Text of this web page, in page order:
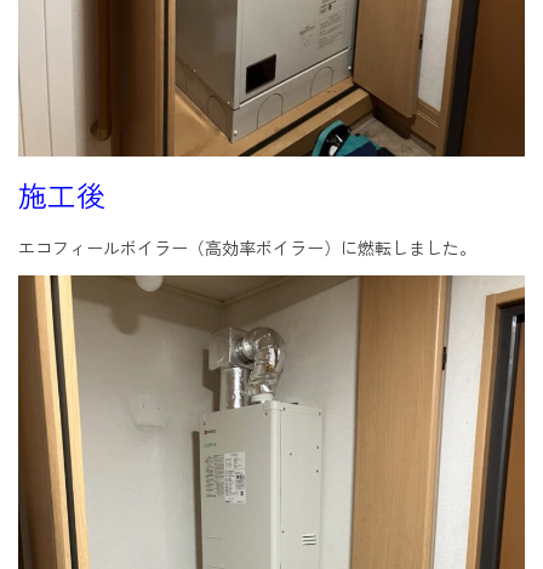
施工後
エコフィールボイラー（高効率ボイラー）に燃転しました。